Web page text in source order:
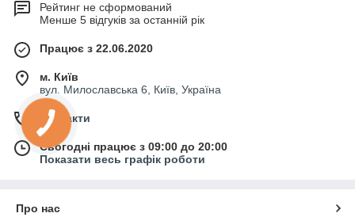
Рейтинг не сформований
Менше 5 відгуків за останній рік
Працює з 22.06.2020
м. Київ
вул. Милославська 6, Київ, Україна
Контакти
Сьогодні працює з 09:00 до 20:00
Показати весь графік роботи
Про нас